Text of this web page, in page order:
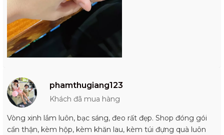
phamthugiang123
Khách đã mua hàng
Vòng xinh lắm luôn, bạc sáng, đeo rất đẹp. Shop đóng gói
cẩn thận, kèm hộp, kèm khăn lau, kèm túi đựng quà luôn